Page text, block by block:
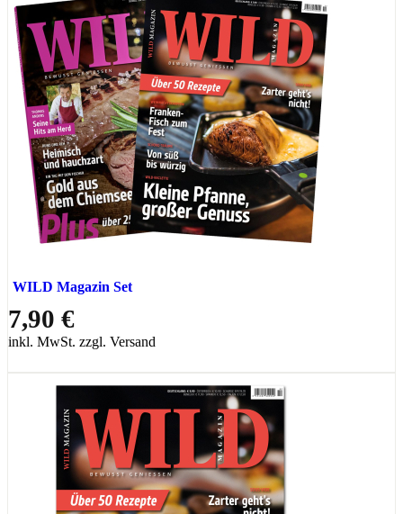
WILD Magazin Set
7,90 €
inkl. MwSt. zzgl. Versand